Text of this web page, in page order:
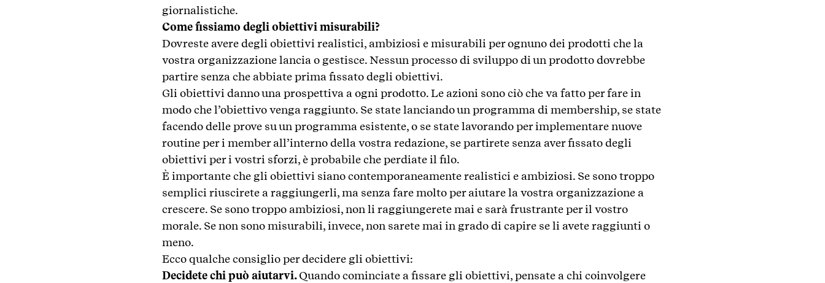
giornalistiche.
Come fissiamo degli obiettivi misurabili?
Dovreste avere degli obiettivi realistici, ambiziosi e misurabili per ognuno dei prodotti che la
vostra organizzazione lancia o gestisce. Nessun processo di sviluppo di un prodotto dovrebbe
partire senza che abbiate prima fissato degli obiettivi.
Gli obiettivi danno una prospettiva a ogni prodotto. Le azioni sono ciò che va fatto per fare in
modo che l’obiettivo venga raggiunto. Se state lanciando un programma di membership, se state
facendo delle prove su un programma esistente, o se state lavorando per implementare nuove
routine per i member all’interno della vostra redazione, se partirete senza aver fissato degli
obiettivi per i vostri sforzi, è probabile che perdiate il filo.
È importante che gli obiettivi siano contemporaneamente realistici e ambiziosi. Se sono troppo
semplici riuscirete a raggiungerli, ma senza fare molto per aiutare la vostra organizzazione a
crescere. Se sono troppo ambiziosi, non li raggiungerete mai e sarà frustrante per il vostro
morale. Se non sono misurabili, invece, non sarete mai in grado di capire se li avete raggiunti o
meno.
Ecco qualche consiglio per decidere gli obiettivi:
Decidete chi può aiutarvi.Quando cominciate a fissare gli obiettivi, pensate a chi coinvolgere